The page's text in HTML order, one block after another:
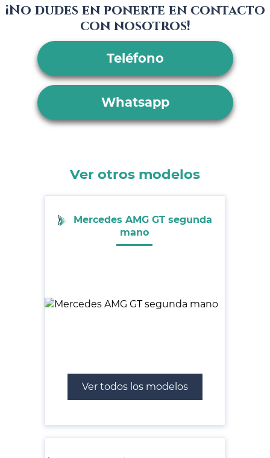
¡No dudes en ponerte en contacto
con nosotros!
Teléfono
Whatsapp
Ver otros modelos
Mercedes AMG GT segunda
mano
Ver todos los modelos